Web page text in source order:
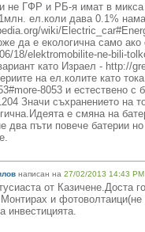
не ГФР и РБ-я имат в
ел.коли дава 0.1%
wiki/
да е екологична само
18/elektromobilite-ne-bili-
като Израел - http://
на ел.колите като
8053 и естествено
Значи съхранението на
е смяна на
два пъти повече батерии
написан на 27/02/2013 14:43 PM
от Казичене.Доста
и
инвестицията.